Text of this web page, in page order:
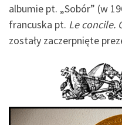
albumie pt. „Sobór” (w
francuska pt. Le concile.
zostały zaczerpnięte